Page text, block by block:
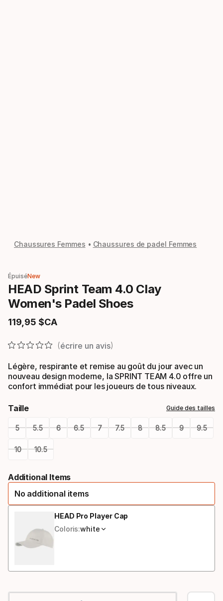
Chaussures Femmes Chaussures de padel Femmes
ÉpuiséNew
HEAD Sprint Team 4.0 Clay
Women's Padel Shoes
119 95 $CA
Prix final
écrire un avis
Légère, respirante et remise au goût du jour avec un
nouveau design moderne, la SPRINT TEAM 4.0 offre un
confort immédiat pour les joueurs de tous niveaux.
Taille Guide des tailles
5 5.5 6 6.5 7 7.5 8 8.5 9 9.5
10 10.5
select
option:
Additional Items
No additional items
HEAD Pro Player Cap
Coloris:white